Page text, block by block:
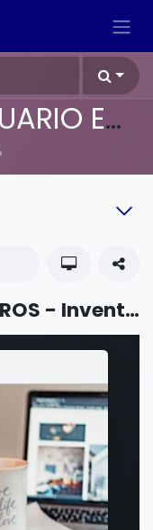
MANUALES DE USUARIO EN ESPAÑOL ODOO 19
CADENA DE SUMINISTROS - Inventario - Números de serie